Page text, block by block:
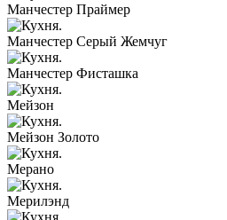
Манчестер Праймер
Манчестер Серый Жемчуг
Манчестер Фисташка
Мейзон
Мейзон Золото
Мерано
Мерилэнд